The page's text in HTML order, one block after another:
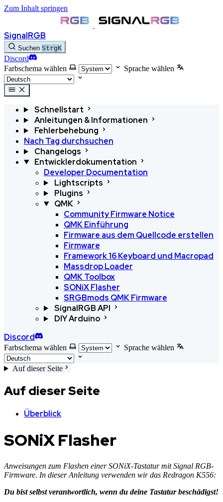
Zum Inhalt springen
SignalRGB
Suchen StrgK
Discord
Farbschema wählen
Sprache wählen
Schnellstart
Anleitungen & Informationen
Fehlerbehebung
Nach Tag durchsuchen
Changelogs
Entwicklerdokumentation
Developer Documentation
Lightscripts
Plugins
QMK
Community Firmware Notice
QMK Einführung
Firmware aus dem Quellcode erstellen
Firmware
Framework 16 Keyboard und Macropad
Massdrop Loader
QMK Toolbox
SONiX Flasher
SRGBmods QMK Firmware
SignalRGB API
DIY Arduino
Discord
Farbschema wählen Sprache wählen
Auf dieser Seite
Auf dieser Seite
Überblick
SONiX Flasher
Anweisungen zum Flashen einer SONiX-Tastatur mit Signal RGB-
Firmware. In dieser Anleitung verwenden wir das Redragon K556:
Du bist selbst verantwortlich, wenn du deine Tastatur beschädigst!